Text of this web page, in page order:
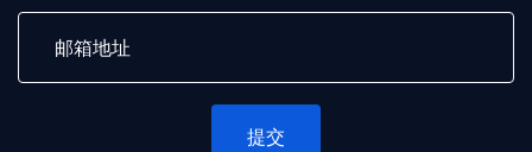
提交